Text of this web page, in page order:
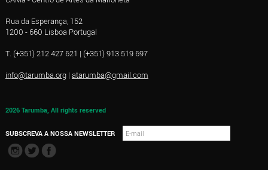
Rua da Esperança, 152
1200 - 660 Lisboa Portugal
T. (+351) 212 427 621 | (+351) 913 519 697
info@tarumba.org| atarumba@gmail.com
2026 Tarumba, All rights reserved
SUBSCREVA A NOSSA NEWSLETTER